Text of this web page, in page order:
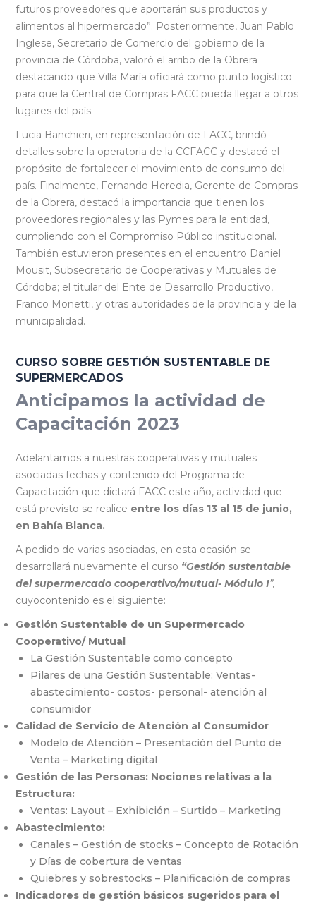
futuros proveedores que aportarán sus productos y
alimentos al hipermercado”. Posteriormente, Juan Pablo
Inglese, Secretario de Comercio del gobierno de la
provincia de Córdoba, valoró el arribo de la Obrera
destacando que Villa María oficiará como punto logístico
para que la Central de Compras FACC pueda llegar a otros
lugares del país.
Lucia Banchieri, en representación de FACC, brindó
detalles sobre la operatoria de la CCFACC y destacó el
propósito de fortalecer el movimiento de consumo del
país. Finalmente, Fernando Heredia, Gerente de Compras
de la Obrera, destacó la importancia que tienen los
proveedores regionales y las Pymes para la entidad,
cumpliendo con el Compromiso Público institucional.
También estuvieron presentes en el encuentro Daniel
Mousit, Subsecretario de Cooperativas y Mutuales de
Córdoba; el titular del Ente de Desarrollo Productivo,
Franco Monetti, y otras autoridades de la provincia y de la
municipalidad.
CURSO SOBRE GESTIÓN SUSTENTABLE DE
SUPERMERCADOS
Anticipamos la actividad de
Capacitación 2023
Adelantamos a nuestras cooperativas y mutuales
asociadas fechas y contenido del Programa de
Capacitación que dictará FACC este año, actividad que
está previsto se realice entre los días 13 al 15 de junio,
en Bahía Blanca.
A pedido de varias asociadas, en esta ocasión se
desarrollará nuevamente el curso “Gestión sustentable
del supermercado cooperativo/mutual- Módulo I”,
cuyocontenido es el siguiente:
Gestión Sustentable de un Supermercado
Cooperativo/ Mutual
La Gestión Sustentable como concepto
Pilares de una Gestión Sustentable: Ventas-
abastecimiento- costos- personal- atención al
consumidor
Calidad de Servicio de Atención al Consumidor
Modelo de Atención – Presentación del Punto de
Venta – Marketing digital
Gestión de las Personas: Nociones relativas a la
Estructura:
Ventas: Layout – Exhibición – Surtido – Marketing
Abastecimiento:
Canales – Gestión de stocks – Concepto de Rotación
y Días de cobertura de ventas
Quiebres y sobrestocks – Planificación de compras
Indicadores de gestión básicos sugeridos para el